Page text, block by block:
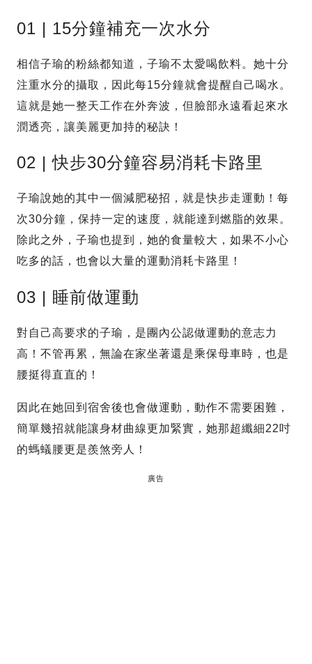
01 | 15分鐘補充一次水分
相信子瑜的粉絲都知道，子瑜不太愛喝飲料。她十分
注重水分的攝取，因此每15分鐘就會提醒自己喝水。
這就是她一整天工作在外奔波，但臉部永遠看起來水
潤透亮，讓美麗更加持的秘訣！
02 | 快步30分鐘容易消耗卡路里
子瑜說她的其中一個減肥秘招，就是快步走運動！每
次30分鐘，保持一定的速度，就能達到燃脂的效果。
除此之外，子瑜也提到，她的食量較大，如果不小心
吃多的話，也會以大量的運動消耗卡路里！
03 | 睡前做運動
對自己高要求的子瑜，是團內公認做運動的意志力
高！不管再累，無論在家坐著還是乘保母車時，也是
腰挺得直直的！
因此在她回到宿舍後也會做運動，動作不需要困難，
簡單幾招就能讓身材曲線更加緊實，她那超纖細22吋
的螞蟻腰更是羨煞旁人！
廣告